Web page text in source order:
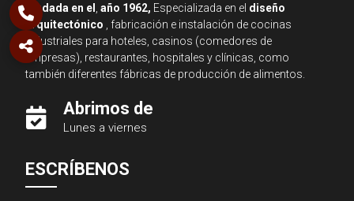
fundada en el
,año 1962, Especializada en el diseño
arquitectónico , fabricación e instalación de cocinas
industriales para hoteles, casinos (comedores de
empresas), restaurantes, hospitales y clínicas, como
también diferentes fábricas de producción de alimentos.
 Abrimos de
Lunes a viernes
ESCRÍBENOS
● En línea ahora